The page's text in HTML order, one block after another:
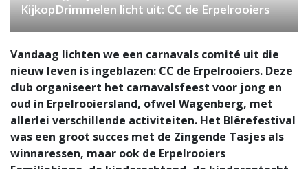
KijkopDrimmelen licht uit: CC de Erpelrooiers
Vandaag lichten we een carnavals comité uit die
nieuw leven is ingeblazen: CC de Erpelrooiers. Deze
club organiseert het carnavalsfeest voor jong en
oud in Erpelrooiersland, ofwel Wagenberg, met
allerlei verschillende activiteiten. Het Blêrefestival
was een groot succes met de Zingende Tasjes als
winnaressen, maar ook de Erpelrooiers